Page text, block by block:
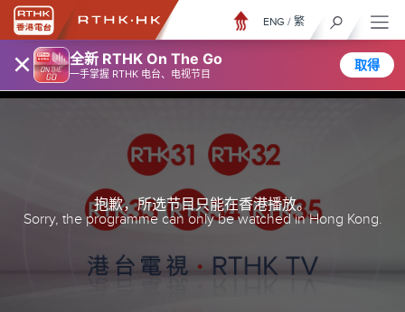
× 全新 RTHK On The Go
一手掌握 RTHK 电台、电视节目
取得
ENG / 繁
抱歉，所选节目只能在香港播放。
Sorry, the programme can only be watched in Hong Kong.